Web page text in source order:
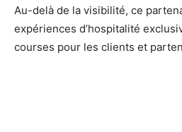
Au-delà de la visibilité, ce
expériences d’hospitalité
courses pour les clients et